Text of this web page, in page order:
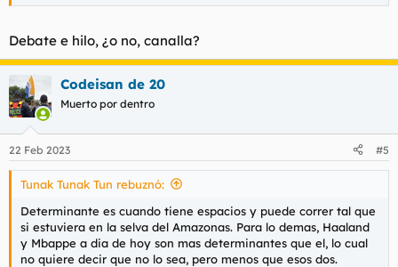
Debate e hilo, ¿o no, canalla?
Codeisan de 20
Muerto por dentro
22 Feb 2023 #5
Tunak Tunak Tun rebuznó:
Determinante es cuando tiene espacios y puede correr tal que
si estuviera en la selva del Amazonas. Para lo demas, Haaland
y Mbappe a dia de hoy son mas determinantes que el, lo cual
no quiere decir que no lo sea, pero menos que esos dos.